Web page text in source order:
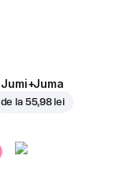
Jumi+Juma
de la 55,98 lei